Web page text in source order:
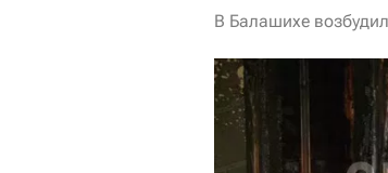
В Балашихе